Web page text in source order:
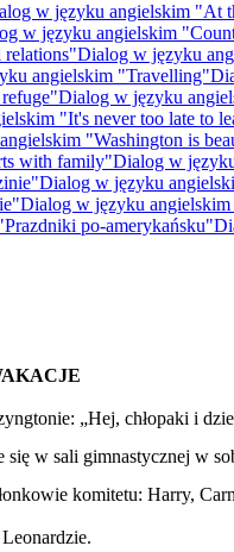
w języku angielskim "At
w języku angielskim
Dialog w języku
angielskim "Travelling"
Dialog w języku
"It's never too late to
"Washington is
with family"Dialog w
Dialog w języku
Dialog w języku
po-amerykańsku"
„Hej, chłopaki i
w sali gimnastycznej w
komitetu: Harry,